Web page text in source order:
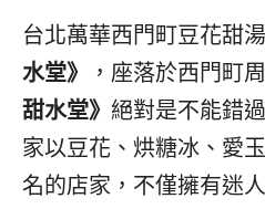
台北萬華西門町豆花甜
水堂》
，座落於西門町
甜水堂》 絕對是不能錯
家以豆花、烘糖冰、愛
名的店家，不僅擁有迷